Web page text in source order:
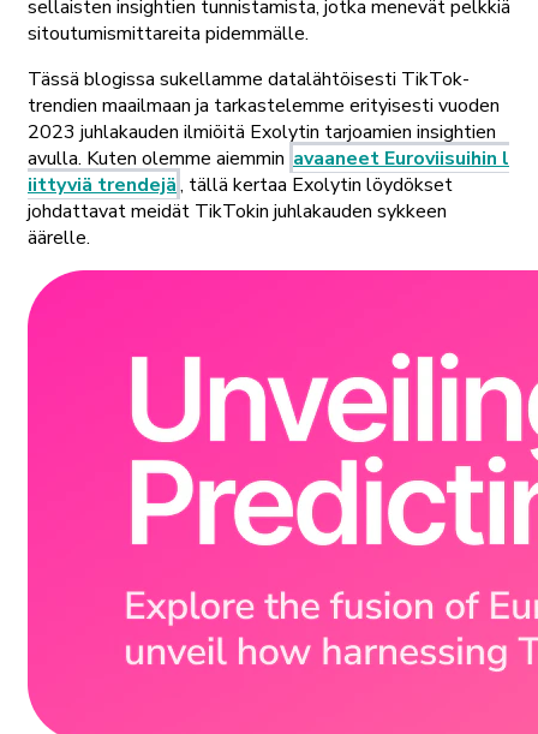
sellaisten insightien tunnistamista, jotka menevät pelkkiä
sitoutumismittareita pidemmälle.
Tässä blogissa sukellamme datalähtöisesti TikTok-
trendien maailmaan ja tarkastelemme erityisesti vuoden
2023 juhlakauden ilmiöitä Exolytin tarjoamien insightien
avulla. Kuten olemme aiemmin avaaneet Euroviisuihin l
iittyviä trendejä, tällä kertaa Exolytin löydökset
johdattavat meidät TikTokin juhlakauden sykkeen
äärelle.